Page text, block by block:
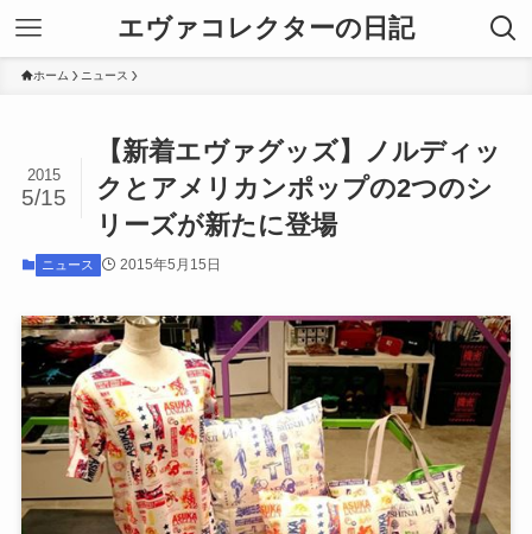
エヴァコレクターの日記
ホーム ニュース
【新着エヴァグッズ】ノルディッ
クとアメリカンポップの2つのシ
リーズが新たに登場
2015
5/15
ニュース 2015年5月15日